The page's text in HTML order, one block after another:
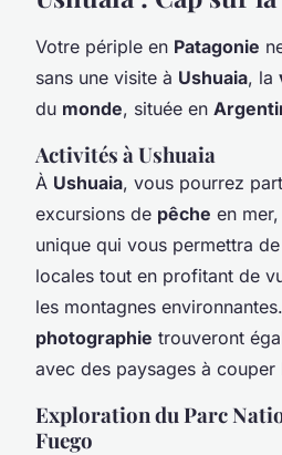
Votre périple en Patagonie
sans une visite à Ushuaia, la
du monde, située en
Activités à Ushuaia
À Ushuaia, vous pourrez
excursions de pêche en
unique qui vous permettra
locales tout en profitant de
les montagnes
photographie trouveront
avec des paysages à couper
Exploration du Parc
Fuego